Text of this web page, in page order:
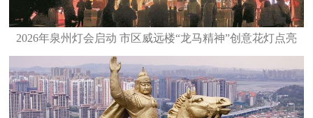
2026年泉州灯会启动 市区威远楼“龙马精神”创意花灯点亮